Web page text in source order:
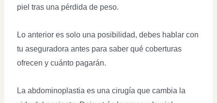
piel tras una pérdida de peso.
Lo anterior es solo una posibilidad, debes hablar con
tu aseguradora antes para saber qué coberturas
ofrecen y cuánto pagarán.
La abdominoplastia es una cirugía que cambia la